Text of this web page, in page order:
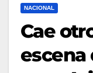
NACIONAL
Cae
escena